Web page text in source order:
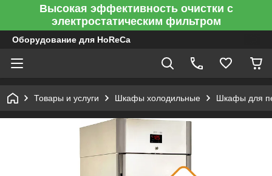
Высокая эффективность очистки с
электростатическим фильтром
Оборудование для HoReCa
Товары и услуги Шкафы холодильные Шкафы для